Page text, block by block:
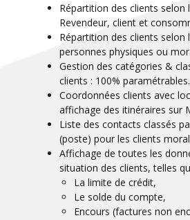
Répartition des clients selon
Revendeur, client et
Répartition des clients selon
personnes physiques ou
Gestion des catégories &
clients : 100% paramétrables.
Coordonnées clients avec
affichage des itinéraires sur
Liste des contacts classés
(poste) pour les clients
Affichage de toutes les
situation des clients, telles
La limite de crédit,
Le solde du compte,
Encours (factures non